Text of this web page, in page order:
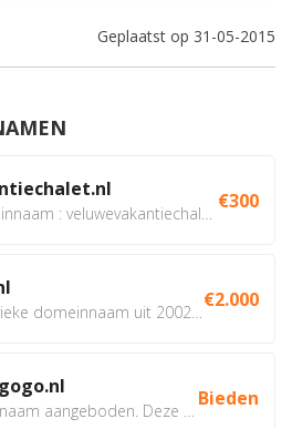
Geplaatst op 31-05-2015
€300
€2.000
Bieden